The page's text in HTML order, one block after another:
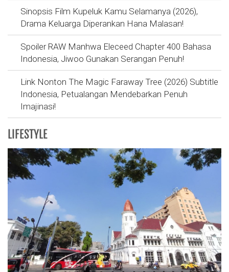
Sinopsis Film Kupeluk Kamu Selamanya (2026),
Drama Keluarga Diperankan Hana Malasan!
Spoiler RAW Manhwa Eleceed Chapter 400 Bahasa
Indonesia, Jiwoo Gunakan Serangan Penuh!
Link Nonton The Magic Faraway Tree (2026) Subtitle
Indonesia, Petualangan Mendebarkan Penuh
Imajinasi!
LIFESTYLE